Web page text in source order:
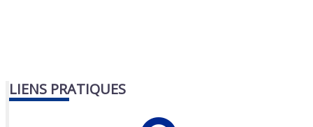
LIENS PRATIQUES